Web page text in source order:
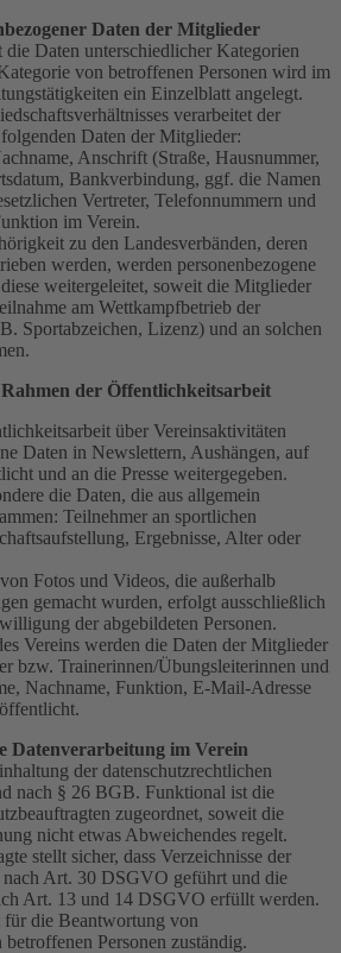
Daten der Mitglieder
die Daten unterschiedlicher Kategorien
von betroffenen Personen wird im
ein Einzelblatt angelegt.
verarbeitet der
Daten der Mitglieder:
Anschrift (Straße, Hausnummer,
Bankverbindung, ggf. die Namen
Vertreter, Telefonnummern und
im Verein.
zu den Landesverbänden, deren
werden, werden personenbezogene
weitergeleitet, soweit die Mitglieder
am Wettkampfbetrieb der
Sportabzeichen, Lizenz) und an solchen
der Öffentlichkeitsarbeit
über Vereinsaktivitäten
Daten in Newslettern, Aushängen, auf
und an die Presse weitergegeben.
die Daten, die aus allgemein
Teilnehmer an sportlichen
Ergebnisse, Alter oder
Fotos und Videos, die außerhalb
gemacht wurden, erfolgt ausschließlich
der abgebildeten Personen.
Vereins werden die Daten der Mitglieder
bzw. Trainerinnen/Übungsleiterinnen und
Nachname, Funktion, E-Mail-Adresse
Datenverarbeitung im Verein
der datenschutzrechtlichen
nach § 26 BGB. Funktional ist die
zugeordnet, soweit die
nicht etwas Abweichendes regelt.
stellt sicher, dass Verzeichnisse der
nach Art. 30 DSGVO geführt und die
Art. 13 und 14 DSGVO erfüllt werden.
die Beantwortung von
Personen zuständig.